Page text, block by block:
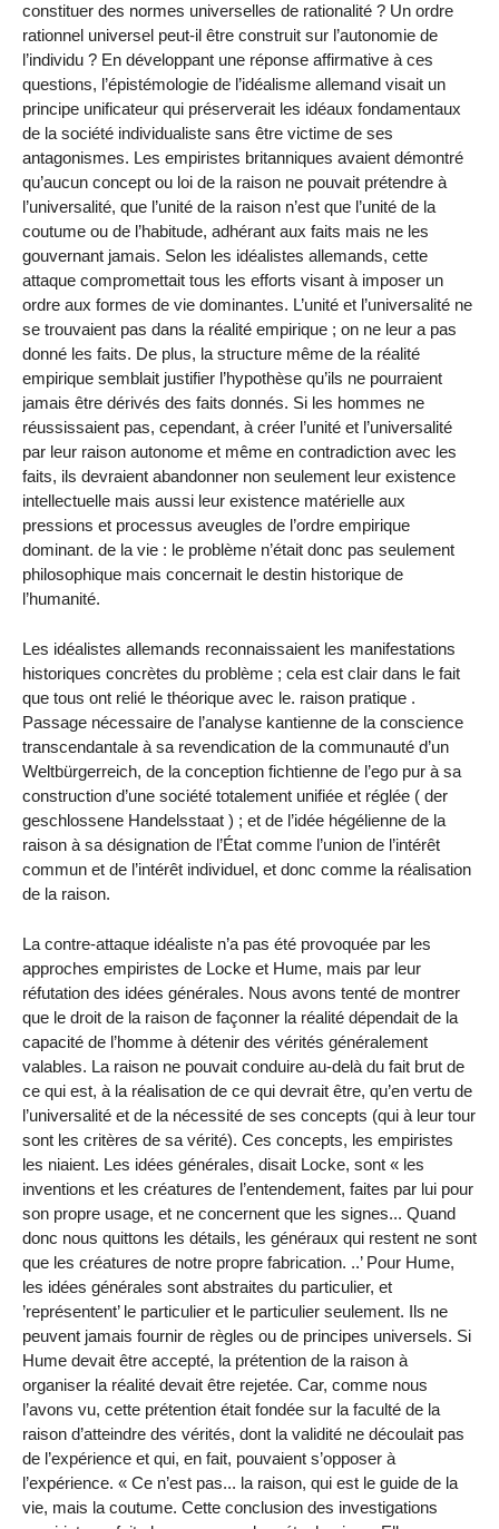
constituer des normes universelles de rationalité ? Un ordre
rationnel universel peut-il être construit sur l’autonomie de
l’individu ? En développant une réponse affirmative à ces
questions, l’épistémologie de l’idéalisme allemand visait un
principe unificateur qui préserverait les idéaux fondamentaux
de la société individualiste sans être victime de ses
antagonismes. Les empiristes britanniques avaient démontré
qu’aucun concept ou loi de la raison ne pouvait prétendre à
l’universalité, que l’unité de la raison n’est que l’unité de la
coutume ou de l’habitude, adhérant aux faits mais ne les
gouvernant jamais. Selon les idéalistes allemands, cette
attaque compromettait tous les efforts visant à imposer un
ordre aux formes de vie dominantes. L’unité et l’universalité ne
se trouvaient pas dans la réalité empirique ; on ne leur a pas
donné les faits. De plus, la structure même de la réalité
empirique semblait justifier l’hypothèse qu’ils ne pourraient
jamais être dérivés des faits donnés. Si les hommes ne
réussissaient pas, cependant, à créer l’unité et l’universalité
par leur raison autonome et même en contradiction avec les
faits, ils devraient abandonner non seulement leur existence
intellectuelle mais aussi leur existence matérielle aux
pressions et processus aveugles de l’ordre empirique
dominant. de la vie : le problème n’était donc pas seulement
philosophique mais concernait le destin historique de
l’humanité.
Les idéalistes allemands reconnaissaient les manifestations
historiques concrètes du problème ; cela est clair dans le fait
que tous ont relié le théorique avec le. raison pratique .
Passage nécessaire de l’analyse kantienne de la conscience
transcendantale à sa revendication de la communauté d’un
Weltbürgerreich, de la conception fichtienne de l’ego pur à sa
construction d’une société totalement unifiée et réglée ( der
geschlossene Handelsstaat ) ; et de l’idée hégélienne de la
raison à sa désignation de l’État comme l’union de l’intérêt
commun et de l’intérêt individuel, et donc comme la réalisation
de la raison.
La contre-attaque idéaliste n’a pas été provoquée par les
approches empiristes de Locke et Hume, mais par leur
réfutation des idées générales. Nous avons tenté de montrer
que le droit de la raison de façonner la réalité dépendait de la
capacité de l’homme à détenir des vérités généralement
valables. La raison ne pouvait conduire au-delà du fait brut de
ce qui est, à la réalisation de ce qui devrait être, qu’en vertu de
l’universalité et de la nécessité de ses concepts (qui à leur tour
sont les critères de sa vérité). Ces concepts, les empiristes
les niaient. Les idées générales, disait Locke, sont « les
inventions et les créatures de l’entendement, faites par lui pour
son propre usage, et ne concernent que les signes... Quand
donc nous quittons les détails, les généraux qui restent ne sont
que les créatures de notre propre fabrication. ..’ Pour Hume,
les idées générales sont abstraites du particulier, et
’représentent’ le particulier et le particulier seulement. Ils ne
peuvent jamais fournir de règles ou de principes universels. Si
Hume devait être accepté, la prétention de la raison à
organiser la réalité devait être rejetée. Car, comme nous
l’avons vu, cette prétention était fondée sur la faculté de la
raison d’atteindre des vérités, dont la validité ne découlait pas
de l’expérience et qui, en fait, pouvaient s’opposer à
l’expérience. « Ce n’est pas... la raison, qui est le guide de la
vie, mais la coutume. Cette conclusion des investigations